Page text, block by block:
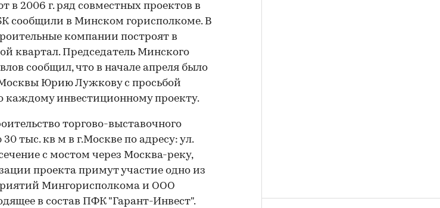
в 2006 г. ряд совместных проектов в
сообщили в Минском горисполкоме. В
компании построят в
квартал. Председатель Минского
сообщил, что в начале апреля было
Юрию Лужкову с просьбой
каждому инвестиционному проекту.
торгово-выставочного
тыс. кв м в г.Москве по адресу: ул.
с мостом через Москва-реку,
проекта примут участие одно из
Мингорисполкома и ООО
в состав ПФК "Гарант-Инвест".